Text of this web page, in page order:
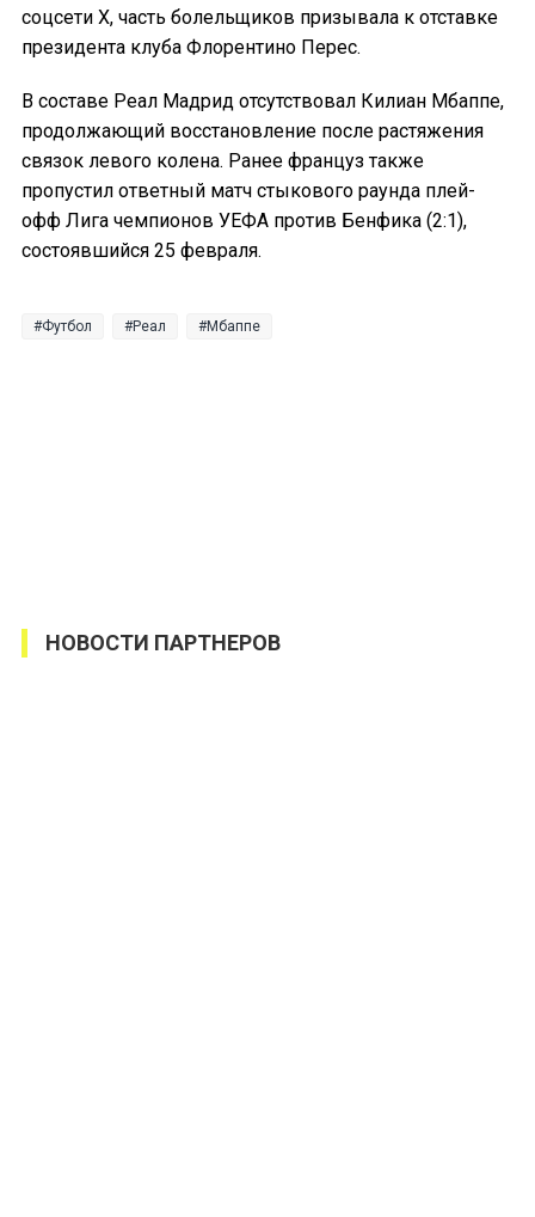
соцсети X, часть болельщиков призывала к отставке
президента клуба Флорентино Перес.
В составе Реал Мадрид отсутствовал Килиан Мбаппе,
продолжающий восстановление после растяжения
связок левого колена. Ранее француз также
пропустил ответный матч стыкового раунда плей-
офф Лига чемпионов УЕФА против Бенфика (2:1),
состоявшийся 25 февраля.
Футбол Реал Мбаппе
НОВОСТИ ПАРТНЕРОВ